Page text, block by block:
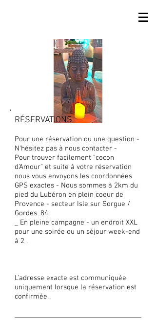
CONTACT
RÉSERVATIONS
Pour une réservation ou une question -
N'hésitez pas à nous contacter -
Pour trouver facilement "cocon
d'Amour" et suite à votre réservation
nous vous envoyons les coordonnées
GPS exactes - Nous sommes à 2km du
pied du Lubéron en plein coeur de
Provence - secteur Isle sur Sorgue /
Gordes_84
_ En pleine campagne - un endroit XXL
pour une soirée ou un séjour week-end
à 2 .
L'adresse exacte est communiquée
uniquement lorsque la réservation est
confirmée .